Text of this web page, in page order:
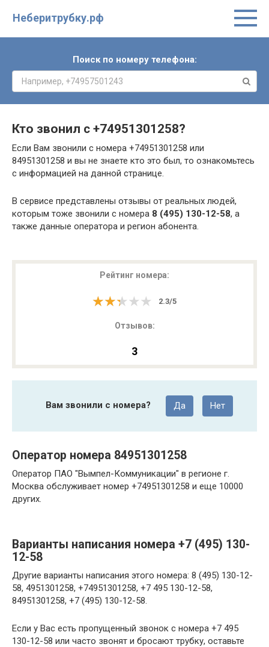
Неберитрубку.рф
Поиск по номеру телефона:
Кто звонил с +74951301258?
Если Вам звонили с номера +74951301258 или
84951301258 и вы не знаете кто это был, то ознакомьтесь
с информацией на данной странице.
В сервисе представлены отзывы от реальных людей,
которым тоже звонили с номера 8 (495) 130-12-58, а
также данные оператора и регион абонента.
Рейтинг номера:
★★★★★
★★★★★ 2.3/5
Отзывов:
3
Вам звонили с номера? Да Нет
Оператор номера 84951301258
Оператор ПАО "Вымпел-Коммуникации" в регионе г.
Москва обслуживает номер +74951301258 и еще 10000
других.
Варианты написания номера +7 (495) 130-
12-58
Другие варианты написания этого номера: 8 (495) 130-12-
58, 4951301258, +74951301258, +7 495 130-12-58,
84951301258, +7 (495) 130-12-58.
Если у Вас есть пропущенный звонок с номера +7 495
130-12-58 или часто звонят и бросают трубку, оставьте